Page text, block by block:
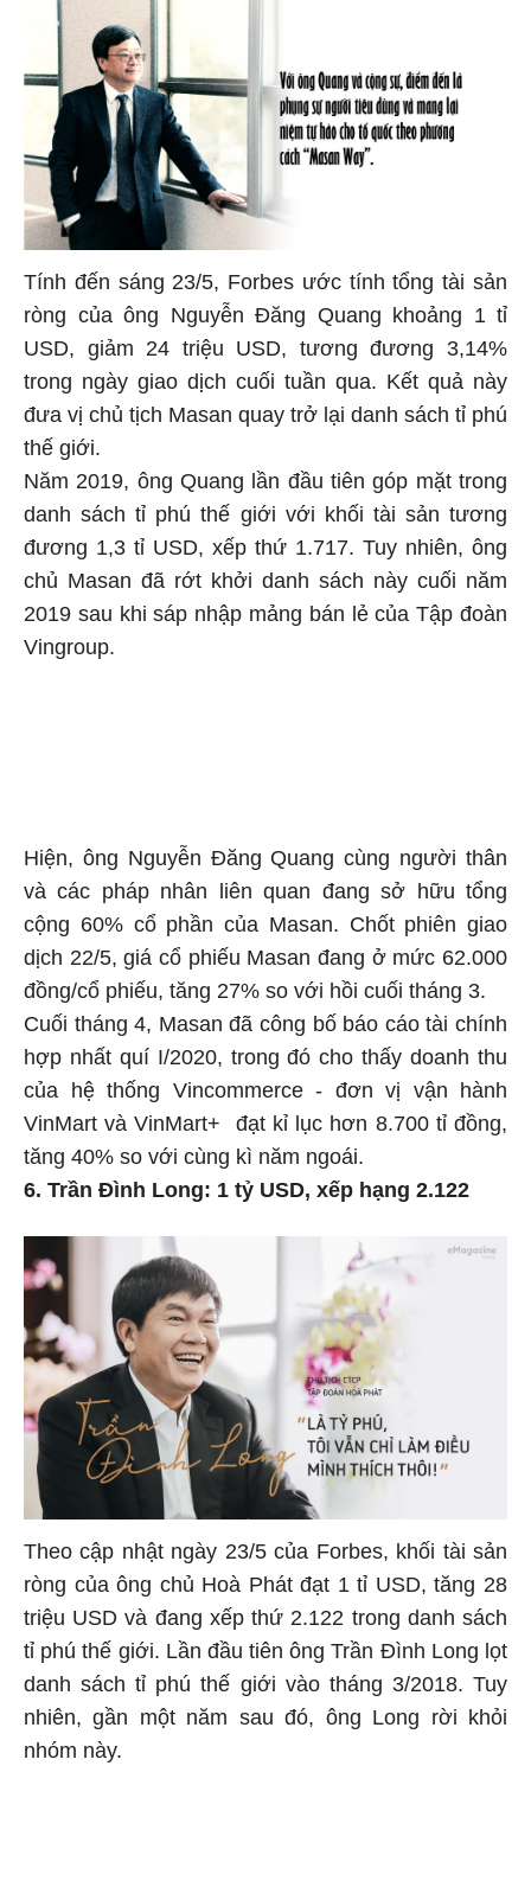
Tính đến sáng 23/5, Forbes ước tính tổng tài sản
ròng của ông Nguyễn Đăng Quang khoảng 1 tỉ
USD, giảm 24 triệu USD, tương đương 3,14%
trong ngày giao dịch cuối tuần qua. Kết quả này
đưa vị chủ tịch Masan quay trở lại danh sách tỉ phú
thế giới.
Năm 2019, ông Quang lần đầu tiên góp mặt trong
danh sách tỉ phú thế giới với khối tài sản tương
đương 1,3 tỉ USD, xếp thứ 1.717. Tuy nhiên, ông
chủ Masan đã rớt khởi danh sách này cuối năm
2019 sau khi sáp nhập mảng bán lẻ của Tập đoàn
Vingroup.
Hiện, ông Nguyễn Đăng Quang cùng người thân
và các pháp nhân liên quan đang sở hữu tổng
cộng 60% cổ phần của Masan. Chốt phiên giao
dịch 22/5, giá cổ phiếu Masan đang ở mức 62.000
đồng/cổ phiếu, tăng 27% so với hồi cuối tháng 3.
Cuối tháng 4, Masan đã công bố báo cáo tài chính
hợp nhất quí I/2020, trong đó cho thấy doanh thu
của hệ thống Vincommerce - đơn vị vận hành
VinMart và VinMart+ đạt kỉ lục hơn 8.700 tỉ đồng,
tăng 40% so với cùng kì năm ngoái.
6. Trần Đình Long: 1 tỷ USD, xếp hạng 2.122
Theo cập nhật ngày 23/5 của Forbes, khối tài sản
ròng của ông chủ Hoà Phát đạt 1 tỉ USD, tăng 28
triệu USD và đang xếp thứ 2.122 trong danh sách
tỉ phú thế giới. Lần đầu tiên ông Trần Đình Long lọt
danh sách tỉ phú thế giới vào tháng 3/2018. Tuy
nhiên, gần một năm sau đó, ông Long rời khỏi
nhóm này.